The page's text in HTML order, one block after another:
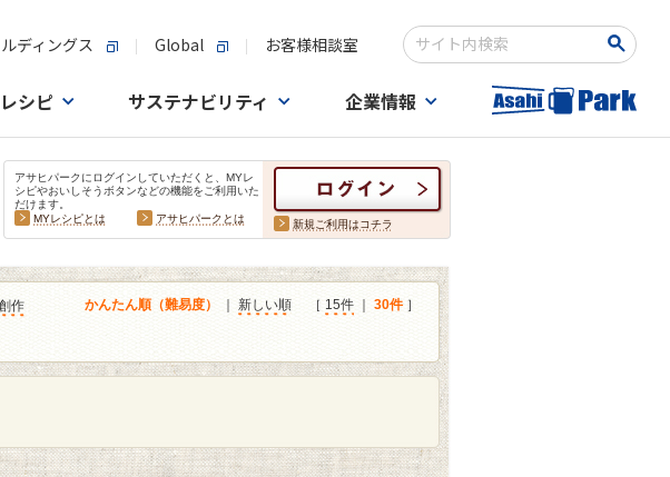
ディングス Global お客様相談室
検索キーワード入力
シピ サステナビリティ 企業情報
アサヒパークにログインしていただくと、MYレ
シピやおいしそうボタンなどの機能をご利用いた
だけます。
MYレシピとは
アサヒパークとは 新規ご利用はコチラ
作
かんたん順（難易度） 新しい順 ［ 15件 30件 ］